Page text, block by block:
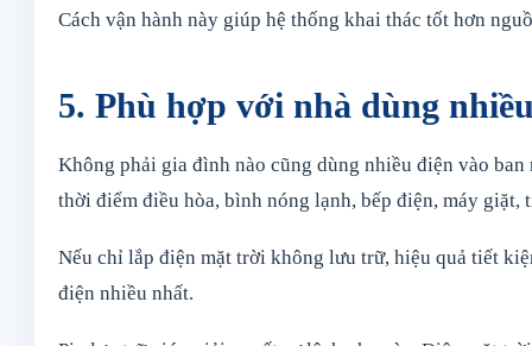
Cách vận hành này giúp hệ thống khai thác tốt hơn
5. Phù hợp với nhà dùng
Không phải gia đình nào cũng dùng nhiều điện vào
thời điểm điều hòa, bình nóng lạnh, bếp điện, máy
Nếu chỉ lắp điện mặt trời không lưu trữ, hiệu quả tiết
điện nhiều nhất.